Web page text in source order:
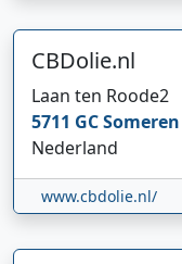
CBDolie.nl
Laan ten Roode2
5711 GCSomeren
Nederland
www.cbdolie.nl/